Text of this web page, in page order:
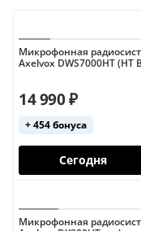
Вокальные
Вокальные (с
Вокальные (с
Вокальные
Головные
Микрофонная
Axelvox DWS7000HT (HT
14 990 ₽
+ 454 бонуса
Сегодня
Микрофонная